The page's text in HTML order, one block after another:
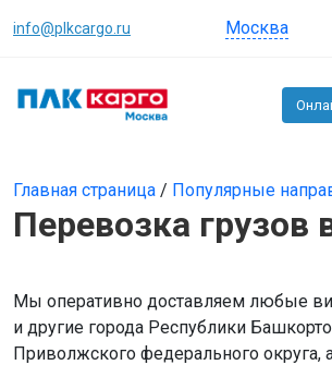
info@plkcargo.ru Москва
Главная страница / Популярные
Перевозка грузов
Мы оперативно доставляем любые
и другие города Республики
Приволжского федерального округа,